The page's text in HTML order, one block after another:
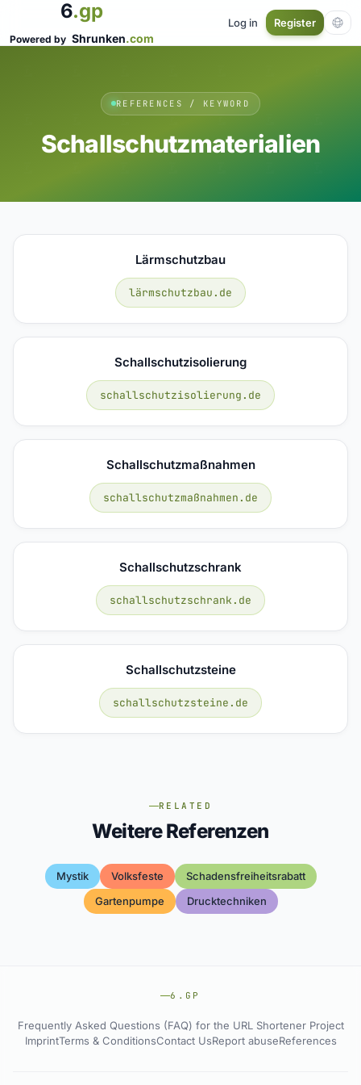
6.gp
Powered by Shrunken.com
Log in Register
REFERENCES / KEYWORD
Schallschutzmaterialien
Lärmschutzbau
lärmschutzbau.de
Schallschutzisolierung
schallschutzisolierung.de
Schallschutzmaßnahmen
schallschutzmaßnahmen.de
Schallschutzschrank
schallschutzschrank.de
Schallschutzsteine
schallschutzsteine.de
RELATED
Weitere Referenzen
Mystik Volksfeste
Schadensfreiheitsrabatt
Gartenpumpe
Drucktechniken
6.GP
Frequently Asked Questions (FAQ) for the URL Shortener Project
ImprintTerms & ConditionsContact UsReport abuseReferences